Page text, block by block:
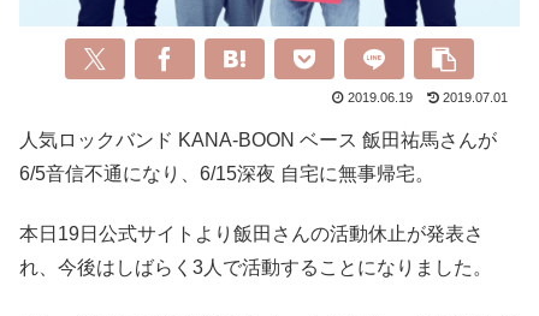
2019.06.19 2019.07.01
人気ロックバンド KANA‐BOON ベース 飯田祐馬さんが
6/5音信不通になり、6/15深夜 自宅に無事帰宅。
本日19日公式サイトより飯田さんの活動休止が発表さ
れ、今後はしばらく3人で活動することになりました。